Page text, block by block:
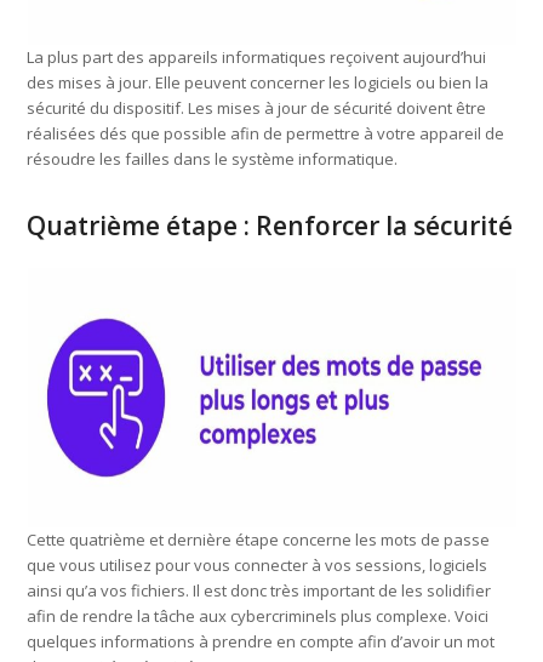
La plus part des appareils informatiques reçoivent aujourd’hui
des mises à jour. Elle peuvent concerner les logiciels ou bien la
sécurité du dispositif. Les mises à jour de sécurité doivent être
réalisées dés que possible afin de permettre à votre appareil de
résoudre les failles dans le système informatique.
Quatrième étape : Renforcer la sécurité
Cette quatrième et dernière étape concerne les mots de passe
que vous utilisez pour vous connecter à vos sessions, logiciels
ainsi qu’a vos fichiers. Il est donc très important de les solidifier
afin de rendre la tâche aux cybercriminels plus complexe. Voici
quelques informations à prendre en compte afin d’avoir un mot